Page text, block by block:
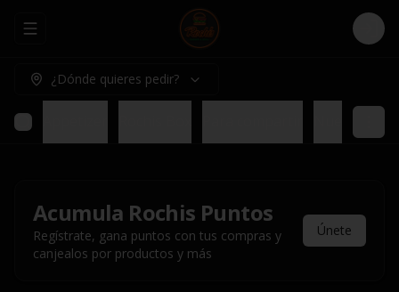
Abrir menu de navegación Login
¿Dónde quieres pedir?
Acumula Rochis Puntos
Regístrate, gana puntos con tus compras y
canjealos por productos y más
Únete